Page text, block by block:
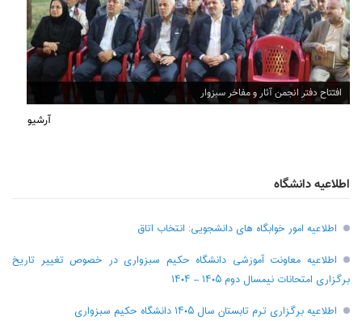
افتتاح دفتر انجمن آثار و مفاخر سبزوار
آرشیو
اطلاعیه دانشگاه
اطلاعیه امور خوابگاه های دانشجویی: انتخاب اتاق
اطلاعیه معاونت آموزشی دانشگاه حکیم سبزواری در خصوص تغییر تاریخ
برگزاری امتحانات نیمسال دوم ۱۴۰۵ – ۱۴۰۴
اطلاعیه برگزاری ترم تابستان سال ۱۴۰۵ دانشگاه حکیم سبزواری